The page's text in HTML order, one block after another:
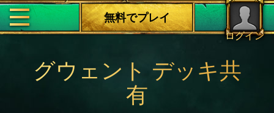
ログイン
無料でプレイ
グウェント デッキ共
有